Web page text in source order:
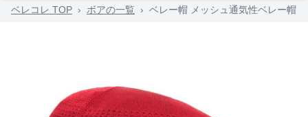
ベレコレ TOP › ボアの一覧 › ベレー帽 メッシュ通気性ベレー帽